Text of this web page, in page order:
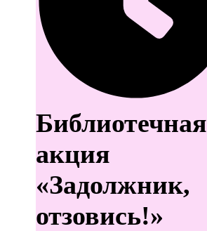
Библиотечная
акция
«Задолжник,
отзовись!»